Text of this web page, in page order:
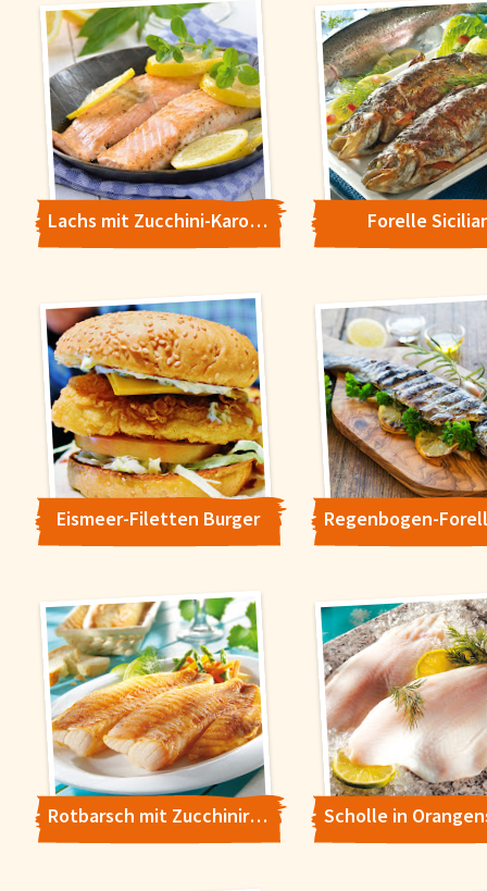
Lachs mit Zucchini-Karotte-Gemüse Forelle
Eismeer-Filetten Burger
Rotbarsch mit Zucchiniragout
'Alle akzeptieren' stimmen Sie der Verwendung zu. Über den
'Konfigurieren' können Sie auswählen, welche Cookies Sie
wollen. Weitere Informationen erhalten Sie in unserer
Datenschutzerklärung.
Alle
Konfigurieren